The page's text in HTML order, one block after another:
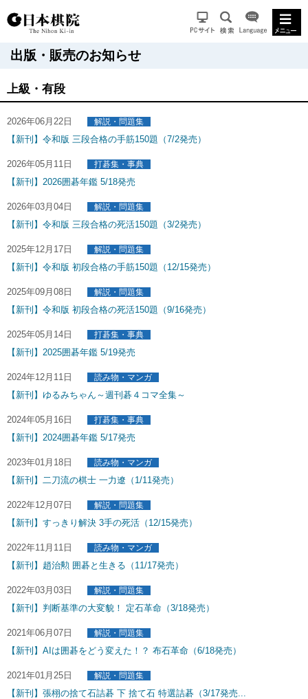
出版・販売のお知らせ
上級・有段
2026年06月22日 解説・問題集
【新刊】令和版 三段合格の手筋150題（7/2発売）
2026年05月11日 打碁集・事典
【新刊】2026囲碁年鑑 5/18発売
2026年03月04日 解説・問題集
【新刊】令和版 三段合格の死活150題（3/2発売）
2025年12月17日 解説・問題集
【新刊】令和版 初段合格の手筋150題（12/15発売）
2025年09月08日 解説・問題集
【新刊】令和版 初段合格の死活150題（9/16発売）
2025年05月14日 打碁集・事典
【新刊】2025囲碁年鑑 5/19発売
2024年12月11日 読み物・マンガ
【新刊】ゆるみちゃん～週刊碁４コマ全集～
2024年05月16日 打碁集・事典
【新刊】2024囲碁年鑑 5/17発売
2023年01月18日 読み物・マンガ
【新刊】二刀流の棋士 一力遼（1/11発売）
2022年12月07日 解説・問題集
【新刊】すっきり解決 3手の死活（12/15発売）
2022年11月11日 読み物・マンガ
【新刊】趙治勲 囲碁と生きる（11/17発売）
2022年03月03日 解説・問題集
【新刊】判断基準の大変貌！ 定石革命（3/18発売）
2021年06月07日 解説・問題集
【新刊】AIは囲碁をどう変えた！？ 布石革命（6/18発売）
2021年01月25日 解説・問題集
【新刊】張栩の捨て石詰碁 下 捨て石 特選詰碁（3/17発売...